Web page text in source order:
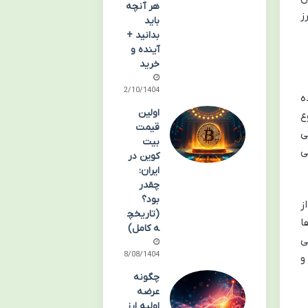
هر آنچه
باید
بدانید +
آینده و
خرید
12/10/1404
اولین
قیمت
بیت
کوین در
ایران:
چقدر
بود؟
(تاریخچ
ه کامل)
28/08/1404
چگونه
عرضه